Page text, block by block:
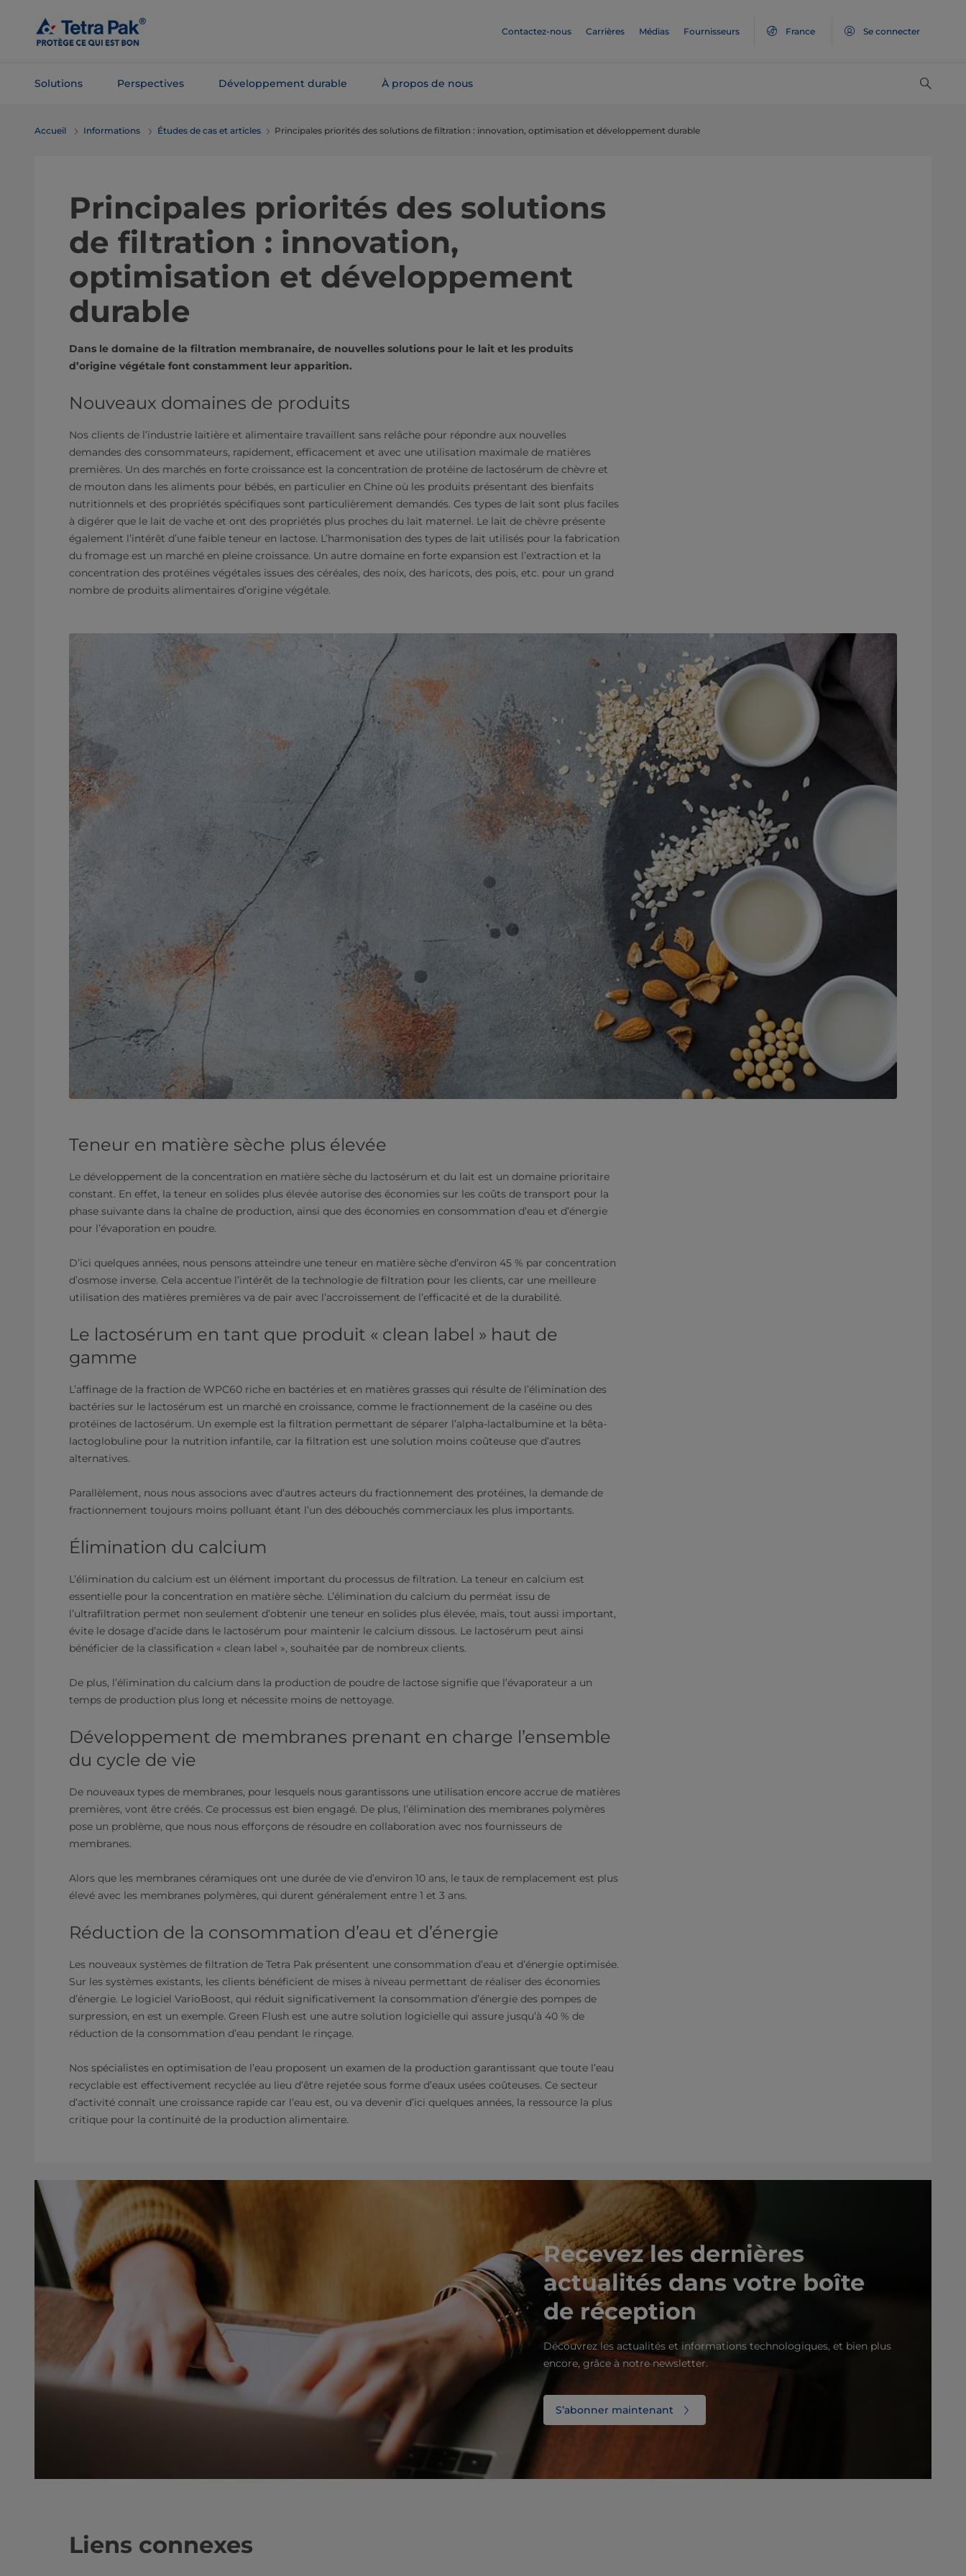
contenu
Contactez-nous Carrières Médias Fournisseurs France Se connecter
Solutions Perspectives Développement durable À propos de nous
navigation
Accueil Informations Études de cas et articles Principales priorités des solutions de filtration : innovation, optimisation et développement durable
Principales priorités des solutions
de filtration : innovation,
optimisation et développement
durable
Dans le domaine de la filtration membranaire, de nouvelles solutions pour le lait et les produits
d’origine végétale font constamment leur apparition.
Nouveaux domaines de produits
Nos clients de l’industrie laitière et alimentaire travaillent sans relâche pour répondre aux nouvelles
demandes des consommateurs, rapidement, efficacement et avec une utilisation maximale de matières
premières. Un des marchés en forte croissance est la concentration de protéine de lactosérum de chèvre et
de mouton dans les aliments pour bébés, en particulier en Chine où les produits présentant des bienfaits
nutritionnels et des propriétés spécifiques sont particulièrement demandés. Ces types de lait sont plus faciles
à digérer que le lait de vache et ont des propriétés plus proches du lait maternel. Le lait de chèvre présente
également l’intérêt d’une faible teneur en lactose. L’harmonisation des types de lait utilisés pour la fabrication
du fromage est un marché en pleine croissance. Un autre domaine en forte expansion est l’extraction et la
concentration des protéines végétales issues des céréales, des noix, des haricots, des pois, etc. pour un grand
nombre de produits alimentaires d’origine végétale.​
Teneur en matière sèche plus élevée
Le développement de la concentration en matière sèche du lactosérum et du lait est un domaine prioritaire
constant. En effet, la teneur en solides plus élevée autorise des économies sur les coûts de transport pour la
phase suivante dans la chaîne de production, ainsi que des économies en consommation d’eau et d’énergie
pour l’évaporation en poudre.
D’ici quelques années, nous pensons atteindre une teneur en matière sèche d’environ 45 % par concentration
d’osmose inverse. Cela accentue l’intérêt de la technologie de filtration pour les clients, car une meilleure
utilisation des matières premières va de pair avec l’accroissement de l’efficacité et de la durabilité.
Le lactosérum en tant que produit « clean label » haut de
gamme
L’affinage de la fraction de WPC60 riche en bactéries et en matières grasses qui résulte de l’élimination des
bactéries sur le lactosérum est un marché en croissance, comme le fractionnement de la caséine ou des
protéines de lactosérum. Un exemple est la filtration permettant de séparer l’alpha-lactalbumine et la bêta-
lactoglobuline pour la nutrition infantile, car la filtration est une solution moins coûteuse que d’autres
alternatives.
Parallèlement, nous nous associons avec d’autres acteurs du fractionnement des protéines, la demande de
fractionnement toujours moins polluant étant l’un des débouchés commerciaux les plus importants.
Élimination du calcium
L’élimination du calcium est un élément important du processus de filtration. La teneur en calcium est
essentielle pour la concentration en matière sèche. L’élimination du calcium du perméat issu de
l’ultrafiltration permet non seulement d’obtenir une teneur en solides plus élevée, mais, tout aussi important,
évite le dosage d’acide dans le lactosérum pour maintenir le calcium dissous. Le lactosérum peut ainsi
bénéficier de la classification « clean label », souhaitée par de nombreux clients.
De plus, l’élimination du calcium dans la production de poudre de lactose signifie que l’évaporateur a un
temps de production plus long et nécessite moins de nettoyage.​
Développement de membranes prenant en charge l’ensemble
du cycle de vie
De nouveaux types de membranes, pour lesquels nous garantissons une utilisation encore accrue de matières
premières, vont être créés. Ce processus est bien engagé. De plus, l’élimination des membranes polymères
pose un problème, que nous nous efforçons de résoudre en collaboration avec nos fournisseurs de
membranes.
Alors que les membranes céramiques ont une durée de vie d’environ 10 ans, le taux de remplacement est plus
élevé avec les membranes polymères, qui durent généralement entre 1 et 3 ans.
Réduction de la consommation d’eau et d’énergie
Les nouveaux systèmes de filtration de Tetra Pak présentent une consommation d’eau et d’énergie optimisée.
Sur les systèmes existants, les clients bénéficient de mises à niveau permettant de réaliser des économies
d’énergie. Le logiciel VarioBoost, qui réduit significativement la consommation d’énergie des pompes de
surpression, en est un exemple. Green Flush est une autre solution logicielle qui assure jusqu’à 40 % de
réduction de la consommation d’eau pendant le rinçage.
​Nos spécialistes en optimisation de l’eau proposent un examen de la production garantissant que toute l’eau
recyclable est effectivement recyclée au lieu d’être rejetée sous forme d’eaux usées coûteuses. Ce secteur
d’activité connaît une croissance rapide car l’eau est, ou va devenir d’ici quelques années, la ressource la plus
critique pour la continuité de la production alimentaire.​​
Recevez les dernières
actualités dans votre boîte
de réception
Découvrez les actualités et informations technologiques, et bien plus
encore, grâce à notre newsletter.
S’abonner maintenant
Liens connexes